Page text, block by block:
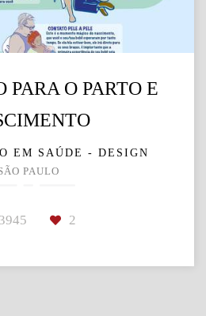
PARA O PARTO E
EM SAÚDE - DESIGN
PAULO
3945 2